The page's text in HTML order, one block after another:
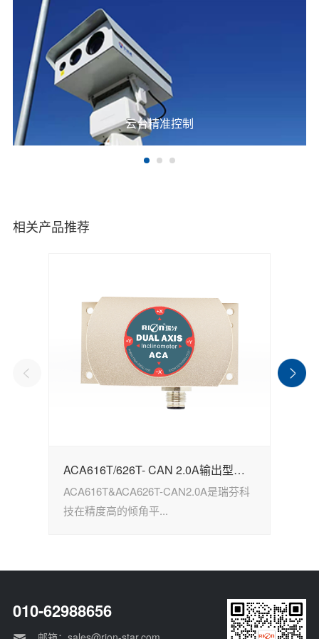
云台精准控制
相关产品推荐
ACA616T/626T- CAN 2.0A输出型倾角传感器
ACA616T&ACA626T-CAN2.0A是瑞芬科
技在精度高的倾角平...
010-62988656